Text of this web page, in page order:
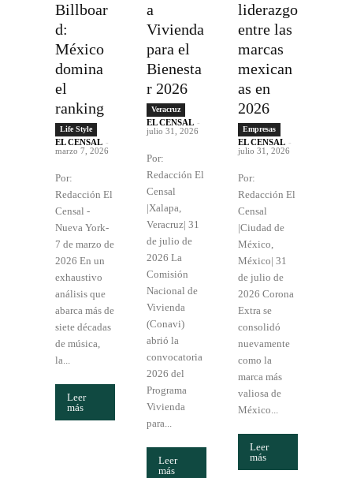
Billboar
d:
México
domina
el
ranking
Life Style
EL CENSAL -
marzo 7, 2026
Por:
Redacción El
Censal -
Nueva York-
7 de marzo de
2026 En un
exhaustivo
análisis que
abarca más de
siete décadas
de música,
la...
Leer
más
a
Vivienda
para el
Bienesta
r 2026
Veracruz
EL CENSAL -
julio 31, 2026
Por:
Redacción El
Censal
|Xalapa,
Veracruz| 31
de julio de
2026 La
Comisión
Nacional de
Vivienda
(Conavi)
abrió la
convocatoria
2026 del
Programa
Vivienda
para...
Leer
más
liderazgo
entre las
marcas
mexican
as en
2026
Empresas
EL CENSAL -
julio 31, 2026
Por:
Redacción El
Censal
|Ciudad de
México,
México| 31
de julio de
2026 Corona
Extra se
consolidó
nuevamente
como la
marca más
valiosa de
México...
Leer
más